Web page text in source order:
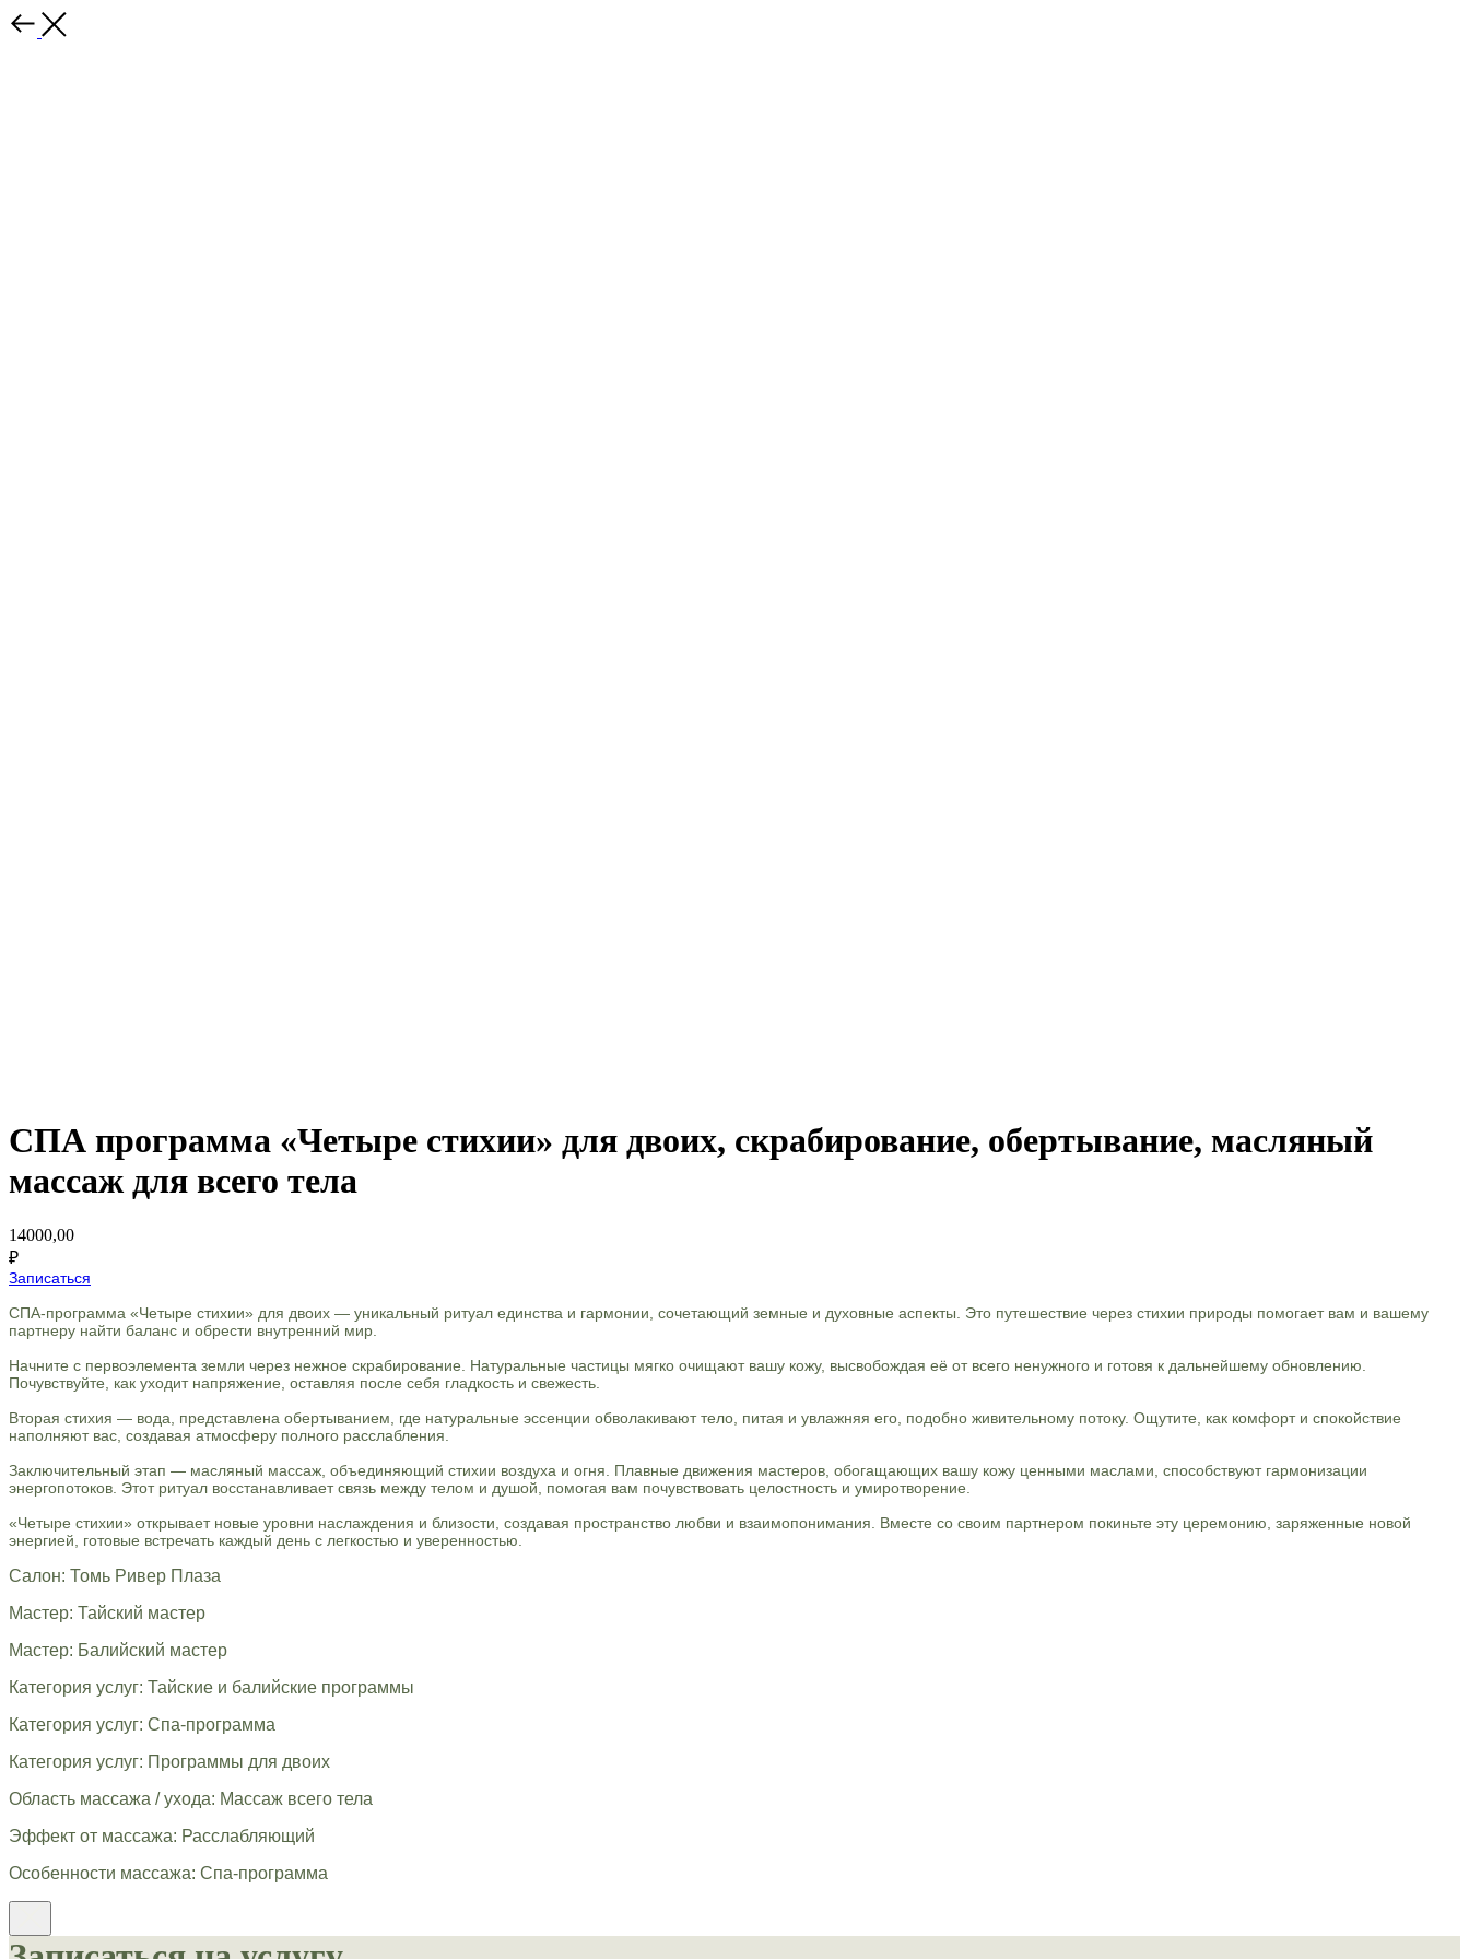
СПА программа «Четыре стихии» для двоих, скрабирование, обертывание, масляный
массаж для всего тела
14000,00
₽
Записаться
СПА-программа «Четыре стихии» для двоих — уникальный ритуал единства и гармонии, сочетающий земные и духовные аспекты. Это путешествие через стихии природы помогает вам и вашему
партнеру найти баланс и обрести внутренний мир.
Начните с первоэлемента земли через нежное скрабирование. Натуральные частицы мягко очищают вашу кожу, высвобождая её от всего ненужного и готовя к дальнейшему обновлению.
Почувствуйте, как уходит напряжение, оставляя после себя гладкость и свежесть.
Вторая стихия — вода, представлена обертыванием, где натуральные эссенции обволакивают тело, питая и увлажняя его, подобно живительному потоку. Ощутите, как комфорт и спокойствие
наполняют вас, создавая атмосферу полного расслабления.
Заключительный этап — масляный массаж, объединяющий стихии воздуха и огня. Плавные движения мастеров, обогащающих вашу кожу ценными маслами, способствуют гармонизации
энергопотоков. Этот ритуал восстанавливает связь между телом и душой, помогая вам почувствовать целостность и умиротворение.
«Четыре стихии» открывает новые уровни наслаждения и близости, создавая пространство любви и взаимопонимания. Вместе со своим партнером покиньте эту церемонию, заряженные новой
энергией, готовые встречать каждый день с легкостью и уверенностью.
Салон: Томь Ривер Плаза
Мастер: Тайский мастер
Мастер: Балийский мастер
Категория услуг: Тайские и балийские программы
Категория услуг: Спа-программа
Категория услуг: Программы для двоих
Область массажа / ухода: Массаж всего тела
Эффект от массажа: Расслабляющий
Особенности массажа: Спа-программа